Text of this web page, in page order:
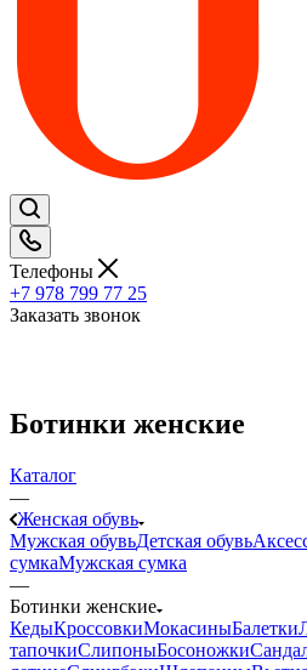
Телефоны
+7 978 799 77 25
Заказать звонок
Ботинки женские
Каталог
—
Женская обувь
Мужская обувьДетская обувь
сумкаМужская сумка
—
Ботинки женские
КедыКроссовкиМокасиныБалетки
тапочкиСлипоныБосоножки